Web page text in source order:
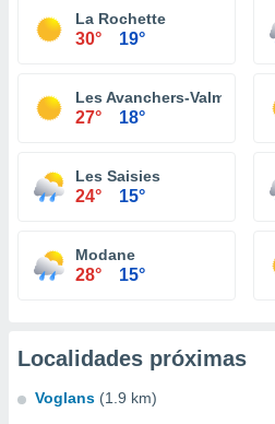
La Rochette
30° 19°
Les Avanchers-Valmorel
27° 18°
Les Saisies
24° 15°
Modane
28° 15°
Localidades próximas
Voglans (1.9 km)